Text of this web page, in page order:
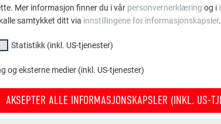
Mer informasjon finner du i vår personvernerklæring og i
samtykket ditt via innstillingene for informasjonskapsler.
Statistikk (inkl. US-tjenester)
og eksterne medier (inkl. US-tjenester)
AKSEPTER ALLE INFORMASJONSKAPSLER (INKL. US-